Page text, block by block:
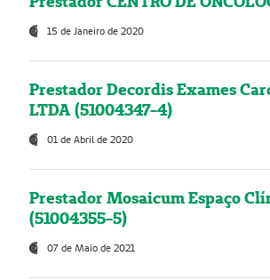
15 de Janeiro de 2020
Prestador Decordis Exames
LTDA (51004347-4)
01 de Abril de 2020
Prestador Mosaicum Espaço
(51004355-5)
07 de Maio de 2021